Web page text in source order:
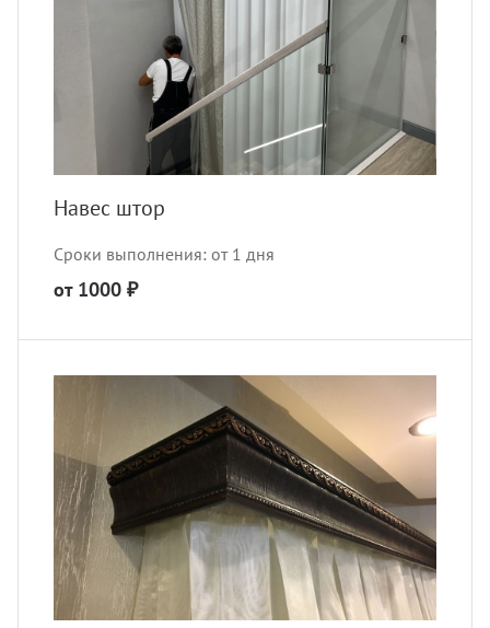
Навес штор
Сроки выполнения: от 1 дня
от 1000 ₽